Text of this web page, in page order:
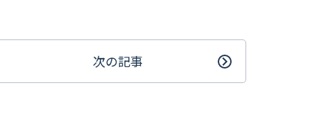
次の記事